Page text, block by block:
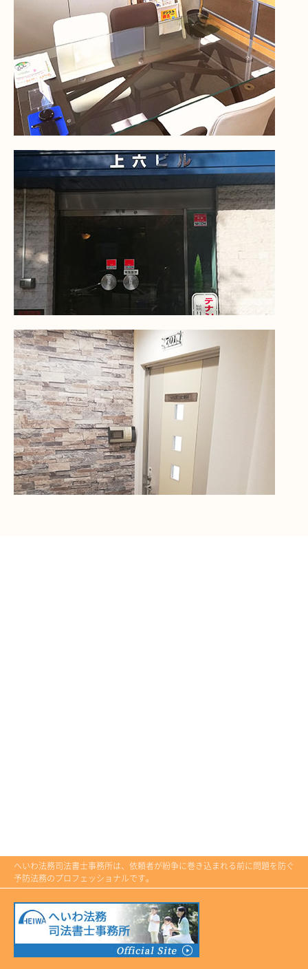
へいわ法務司法書士事務所は、依頼者が紛争に巻き込まれる前に問題を防ぐ
予防法務のプロフェッショナルです。